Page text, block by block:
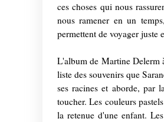
ces choses qui nous
nous ramener en un
permettent de voyager juste
L'album de Martine Delerm
liste des souvenirs que
ses racines et aborde, par
toucher. Les couleurs
la retenue d'une enfant.